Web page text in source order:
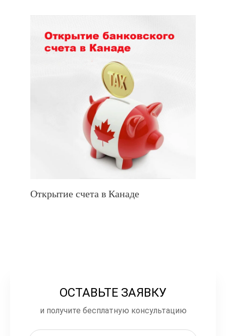
Открытие счета в Канаде
ОСТАВЬТЕ ЗАЯВКУ
и получите бесплатную консультацию